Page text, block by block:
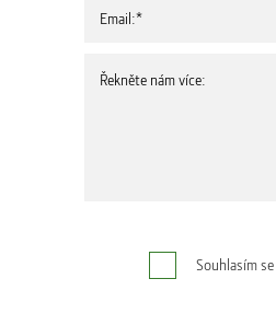
Souhlasím se